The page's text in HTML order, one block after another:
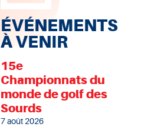
ÉVÉNEMENTS
À VENIR
15e
Championnats du
monde de golf des
Sourds
7 août 2026